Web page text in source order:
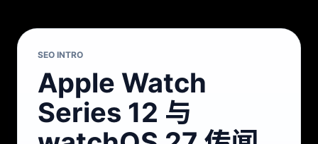
SEO INTRO
Apple Watch
Series 12 与